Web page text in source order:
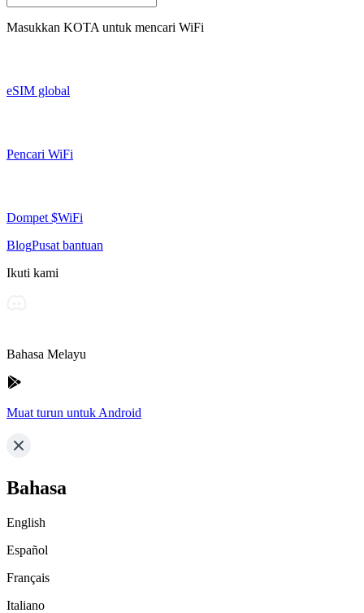
Masukkan KOTA untuk mencari WiFi
eSIM global
Pencari WiFi
Dompet $WiFi
BlogPusat bantuan
Ikuti kami
Bahasa Melayu
Muat turun untuk Android
Bahasa
English
Español
Français
Italiano